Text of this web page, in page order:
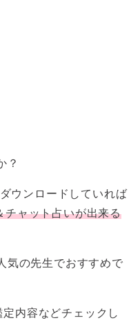
？
ウンロードしていれば
チャット占いが出来る
気の先生でおすすめで
内容などチェックし